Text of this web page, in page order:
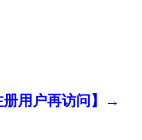
册用户再访问】→